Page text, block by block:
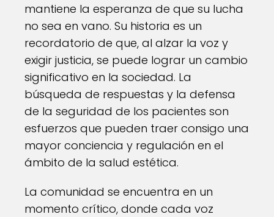
mantiene la esperanza de que su lucha
no sea en vano. Su historia es un
recordatorio de que, al alzar la voz y
exigir justicia, se puede lograr un cambio
significativo en la sociedad. La
búsqueda de respuestas y la defensa
de la seguridad de los pacientes son
esfuerzos que pueden traer consigo una
mayor conciencia y regulación en el
ámbito de la salud estética.
La comunidad se encuentra en un
momento crítico, donde cada voz